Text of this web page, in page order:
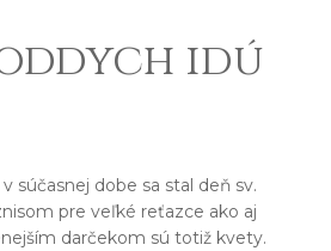
idú
súčasnej dobe sa stal deň sv.
pre veľké reťazce ako aj
darčekom sú totiž kvety.